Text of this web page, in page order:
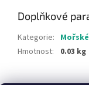
Doplňkové
Kategorie:
Hmotnost: 0.03 kg